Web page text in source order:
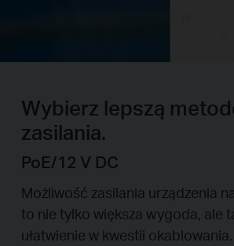
Wybierz lepszą
zasilania.
PoE/12 V DC
Możliwość zasilania urządzenia
to nie tylko większa wygoda, ale
ułatwienie w kwestii okablowania.